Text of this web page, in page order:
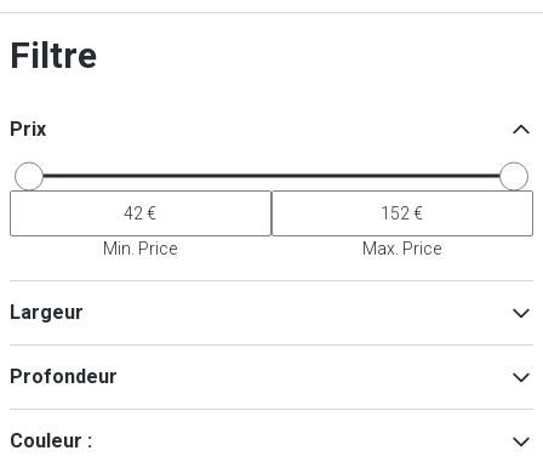
Filtre
Prix
Min. Price Max. Price
Largeur
Profondeur
Couleur :